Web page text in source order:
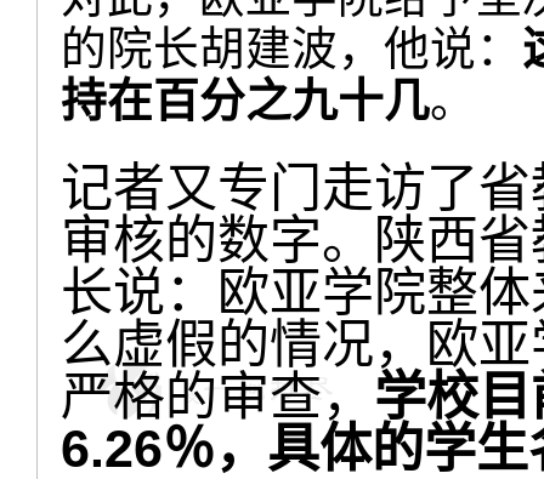
的院长胡建波，他说：
持在百分之九十几。
记者又专门走访了
审核的数字。陕西
长说：欧亚学院整
么虚假的情况，欧
严格的审查， 学校
6.26％，具体的学